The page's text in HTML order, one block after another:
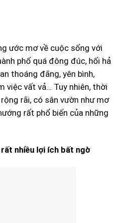
ước mơ về cuộc sống với
phố quá đông đúc, hối hả
thoáng đãng, yên bình,
việc vất vả… Tuy nhiên, thời
rãi, có sân vườn như mơ
rất phổ biến của những
nhiều lợi ích bất ngờ